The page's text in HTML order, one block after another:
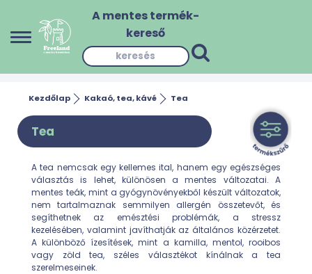
A mentes termék-
kereső
Kezdőlap Kakaó, tea, kávé Tea
Tea
A tea nemcsak egy kellemes ital, hanem egy egészséges
választás is lehet, különösen a mentes változatai. A
mentes teák, mint a gyógynövényekből készült változatok,
nem tartalmaznak semmilyen allergén összetevőt, és
segíthetnek az emésztési problémák, a stressz
kezelésében, valamint javíthatják az általános közérzetet.
A különböző ízesítések, mint a kamilla, mentol, rooibos
vagy zöld tea, széles választékot kínálnak a tea
szerelmeseinek.